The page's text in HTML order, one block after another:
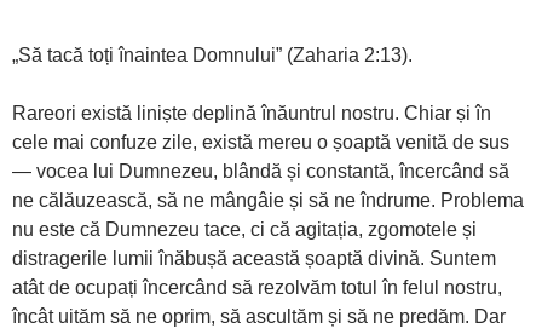
„Să tacă toți înaintea Domnului” (Zaharia 2:13).
Rareori există liniște deplină înăuntrul nostru. Chiar și în
cele mai confuze zile, există mereu o șoaptă venită de sus
— vocea lui Dumnezeu, blândă și constantă, încercând să
ne călăuzească, să ne mângâie și să ne îndrume. Problema
nu este că Dumnezeu tace, ci că agitația, zgomotele și
distragerile lumii înăbușă această șoaptă divină. Suntem
atât de ocupați încercând să rezolvăm totul în felul nostru,
încât uităm să ne oprim, să ascultăm și să ne predăm. Dar